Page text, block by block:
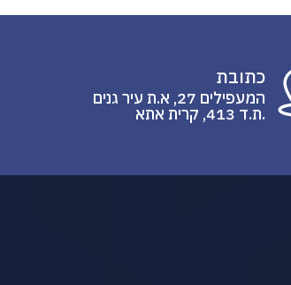
כתובת
המעפילים 27, א.ת עיר גנים
.ת.ד 413, קרית אתא